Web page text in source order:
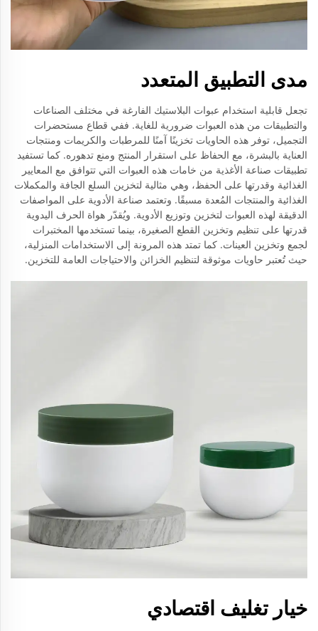
مدى التطبيق المتعدد
تجعل قابلية استخدام عبوات البلاستيك الفارغة في مختلف الصناعات
والتطبيقات من هذه العبوات ضرورية للغاية. ففي قطاع مستحضرات
التجميل، توفر هذه الحاويات تخزينًا آمنًا للمرطبات والكريمات ومنتجات
العناية بالبشرة، مع الحفاظ على استقرار المنتج ومنع تدهوره. كما تستفيد
تطبيقات صناعة الأغذية من خامات هذه العبوات التي تتوافق مع المعايير
الغذائية وقدرتها على الحفظ، وهي مثالية لتخزين السلع الجافة والمكملات
الغذائية والمنتجات المُعدة مسبقًا. وتعتمد صناعة الأدوية على المواصفات
الدقيقة لهذه العبوات لتخزين وتوزيع الأدوية. ويُقدّر هواة الحرف اليدوية
قدرتها على تنظيم وتخزين القطع الصغيرة، بينما تستخدمها المختبرات
لجمع وتخزين العينات. كما تمتد هذه المرونة إلى الاستخدامات المنزلية،
حيث تُعتبر حاويات موثوقة لتنظيم الخزائن والاحتياجات العامة للتخزين.
خيار تغليف اقتصادي